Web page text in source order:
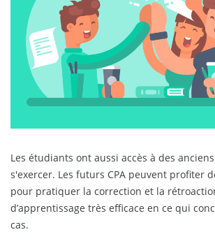
Les étudiants ont aussi accès à des
s'exercer. Les futurs CPA peuvent profiter
pour pratiquer la correction et la
d’apprentissage très efficace en ce qui
cas.